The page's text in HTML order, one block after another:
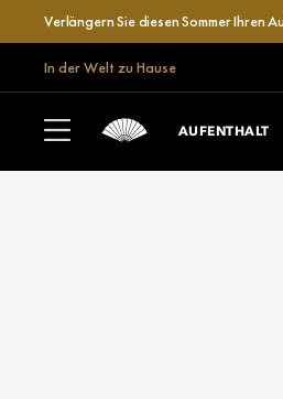
Verlängern Sie diesen Sommer Ihren
In der Welt zu Hause
AUFENTHALT